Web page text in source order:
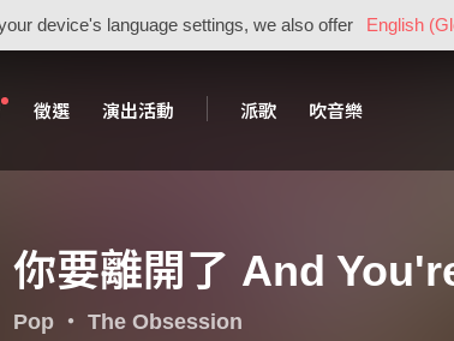
device's language settings, we also offer English
徵選 演出活動 派歌 吹音樂
你要離開了 And
Pop・ The Obsession